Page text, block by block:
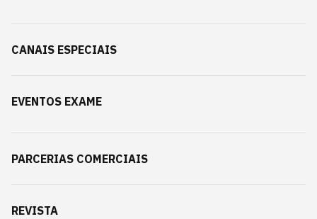
CANAIS ESPECIAIS
EVENTOS EXAME
PARCERIAS COMERCIAIS
REVISTA